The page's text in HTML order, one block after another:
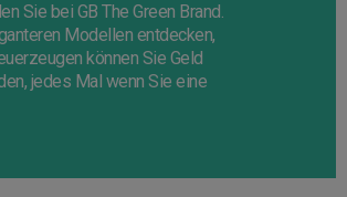
Sie bei GB The Green Brand.
Modellen entdecken,
können Sie Geld
jedes Mal wenn Sie eine